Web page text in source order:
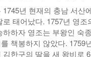
장
1745년 현재의 충남 서산
로 태어났다. 1757년 영조
하하자 영조는 부왕인 숙
책봉하지 않았다. 1759
한구의 딸을 새 왕비로